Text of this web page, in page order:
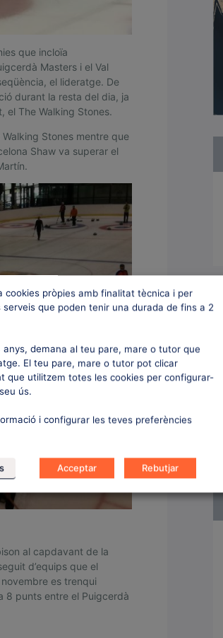
que incloïa
Masters i el Val
el lideratge. De
durant la resta del dia, ja
el The Walking Stones.
Stones mentre que
Shaw va superar el
al capdavant de la
d’equips que el
es trenqui
8 punts entre el Puigcerdà
cookies pròpies amb finalitat tècnica i per
que poden tenir una durada de fins a 2
anys, demana al teu pare, mare o tutor que
El teu pare, mare o tutor pot clicar
que utilitzem totes les cookies per configurar-
ús.
i configurar les teves preferències
Acceptar Rebutjar